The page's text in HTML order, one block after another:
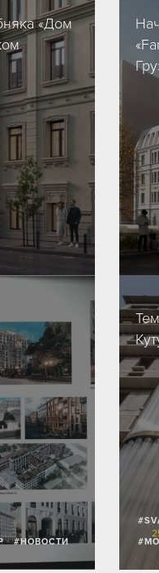
«Дом
#НОВОСТИ